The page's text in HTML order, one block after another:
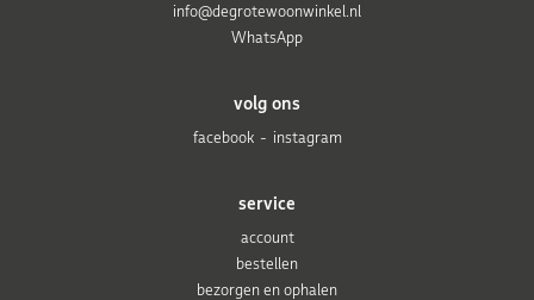
service
account
bestellen
bezorgen en ophalen
volg ons
facebook
instagram
info@degrotewoonwinkel.nl
WhatsApp